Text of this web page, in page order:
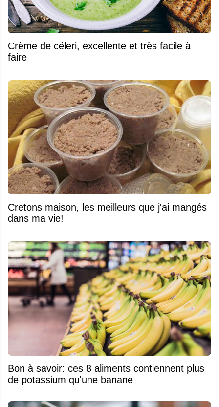
Crème de céleri, excellente et très facile à
faire
Cretons maison, les meilleurs que j'ai mangés
dans ma vie!
Bon à savoir: ces 8 aliments contiennent plus
de potassium qu'une banane